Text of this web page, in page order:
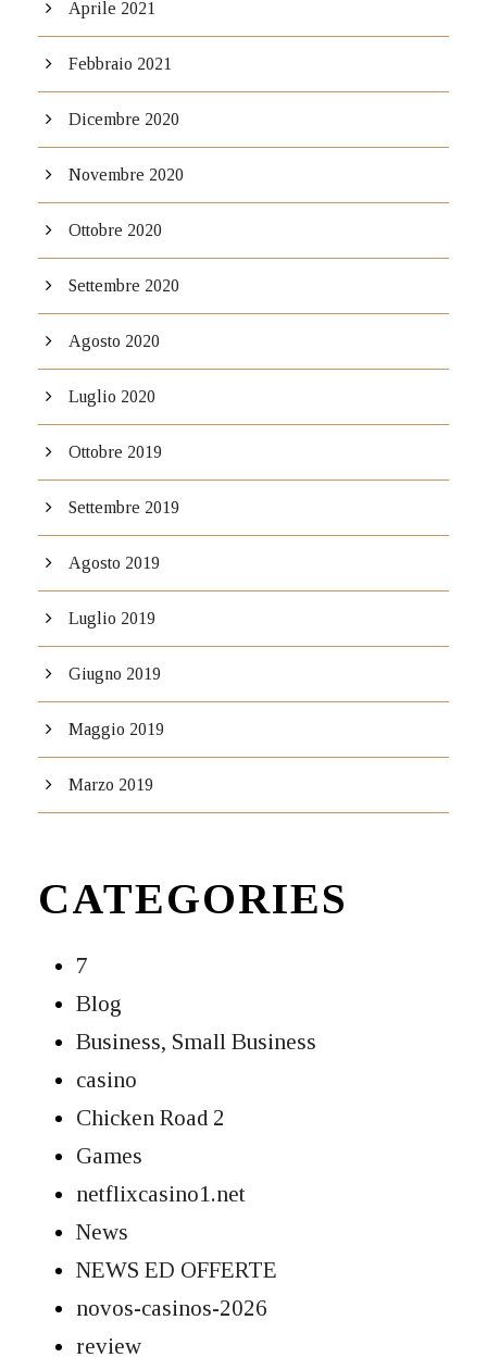
Aprile 2021
Febbraio 2021
Dicembre 2020
Novembre 2020
Ottobre 2020
Settembre 2020
Agosto 2020
Luglio 2020
Ottobre 2019
Settembre 2019
Agosto 2019
Luglio 2019
Giugno 2019
Maggio 2019
Marzo 2019
CATEGORIES
7
Blog
Business, Small Business
casino
Chicken Road 2
Games
netflixcasino1.net
News
NEWS ED OFFERTE
novos-casinos-2026
review